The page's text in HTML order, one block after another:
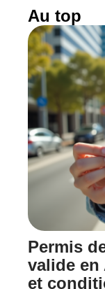
Au top
Permis
valide en
et